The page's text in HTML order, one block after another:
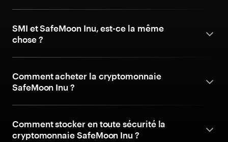
SMI et SafeMoon Inu, est-ce la même
chose ?
Comment acheter la cryptomonnaie
SafeMoon Inu ?
Comment stocker en toute sécurité la
cryptomonnaie SafeMoon Inu ?